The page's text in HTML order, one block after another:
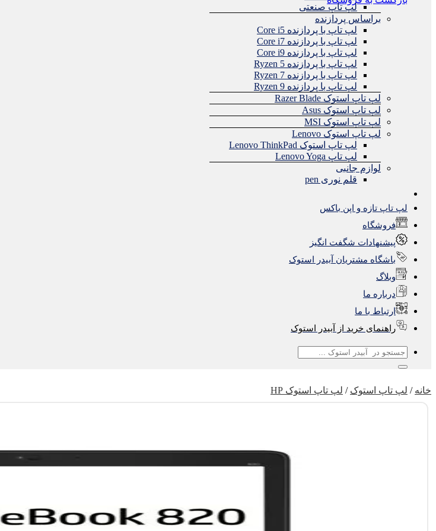
لپ تاپ صنعتی
براساس پردازنده
لپ تاپ با پردازنده Core i5
لپ تاپ با پردازنده Core i7
لپ تاپ با پردازنده Core i9
لپ تاپ با پردازنده Ryzen 5
لپ تاپ با پردازنده Ryzen 7
لپ تاپ با پردازنده Ryzen 9
لپ تاپ استوک Razer Blade
لپ تاپ استوک Asus
لپ تاپ استوک MSI
لپ تاپ استوک Lenovo
لپ تاپ استوک Lenovo ThinkPad
لپ تاپ Lenovo Yoga
لوازم جانبی
قلم نوری pen
لپ تاپ تازه و اپن باکس
فروشگاه
پیشنهادات شگفت انگیز
باشگاه مشتریان آبیدر استوک
وبلاگ
درباره ما
ارتباط با ما
راهنمای خرید از آبیدر استوک
جستجو
خانه / لپ تاپ استوک / لپ تاپ استوک HP